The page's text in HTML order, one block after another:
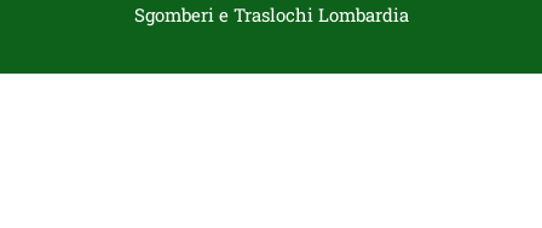
Sgomberi e Traslochi Lombardia